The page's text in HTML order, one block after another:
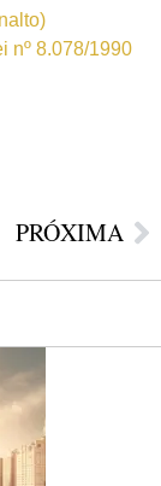
nº 8.078/1990
PRÓXIMA